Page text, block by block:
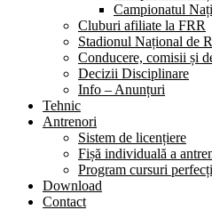
Campionatul
Cluburi afiliate la FRR
Stadionul Național de
Conducere, comisii și
Decizii Disciplinare
Info – Anunțuri
Tehnic
Antrenori
Sistem de licențiere
Fișă individuală a
Program cursuri
Download
Contact